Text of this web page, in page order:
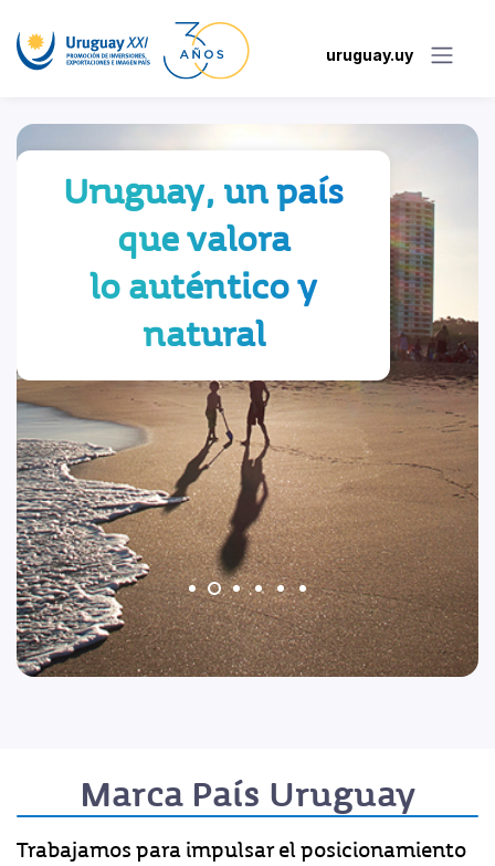
uruguay.uy
Uruguay, un país
que valora
lo auténtico y
natural
Marca País Uruguay
Trabajamos para impulsar el posicionamiento